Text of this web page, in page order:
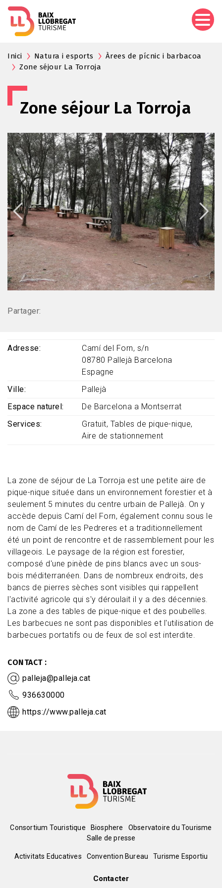
Inici Natura i esports
Àrees de pícnic i barbacoa
Zone séjour La Torroja
Zone séjour La Torroja
Partager:
La zone de séjour de La Torroja est une petite aire de
pique-nique située dans un environnement forestier et à
seulement 5 minutes du centre urbain de Pallejà. On y
accède depuis Camí del Forn, également connu sous le
nom de Camí de les Pedreres et a traditionnellement
été un point de rencontre et de rassemblement pour les
villageois. Le paysage de la région est forestier,
composé d'une pinède de pins blancs avec un sous-
bois méditerranéen. Dans de nombreux endroits, des
bancs de pierres sèches sont visibles qui rappellent
l'activité agricole qui s'y déroulait il y a des décennies.
La zone a des tables de pique-nique et des poubelles.
Les barbecues ne sont pas disponibles et l'utilisation de
barbecues portatifs ou de feux de sol est interdite.
CONTACT
palleja@palleja.cat
936630000
https://www.palleja.cat
Adresse
Camí del Forn, s/n
08780 Pallejà Barcelona
Espagne
Ville
Pallejà
Espace naturel
De Barcelona a Montserrat
Services
Gratuit Tables de pique-nique
Aire de stationnement
Menú
del
Consortium Touristique Biosphere
Observatoire du Tourisme
Salle de presse
Peu
Activitats Educatives Convention Bureau Turisme Esportiu
Contacter